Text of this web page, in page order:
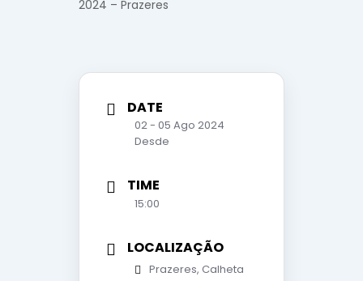
2024 – Prazeres
DATE
02 - 05 Ago 2024
Desde
TIME
15:00
LOCALIZAÇÃO
Prazeres, Calheta